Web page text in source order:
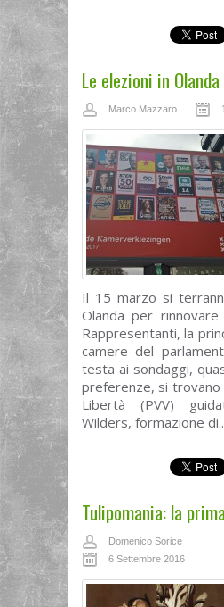
Le elezioni in Olanda
Marco Mazzaro
Il 15 marzo si
Olanda per
Rappresentanti, la
camere del
testa ai sondaggi,
preferenze, si
Libertà (PVV)
Wilders, formazione
Tulipomania: la
Domenico Sorice
6 Settembre 2016